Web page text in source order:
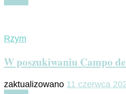
Rzym
W poszukiwaniu Campo
zaktualizowano 11 czerwca